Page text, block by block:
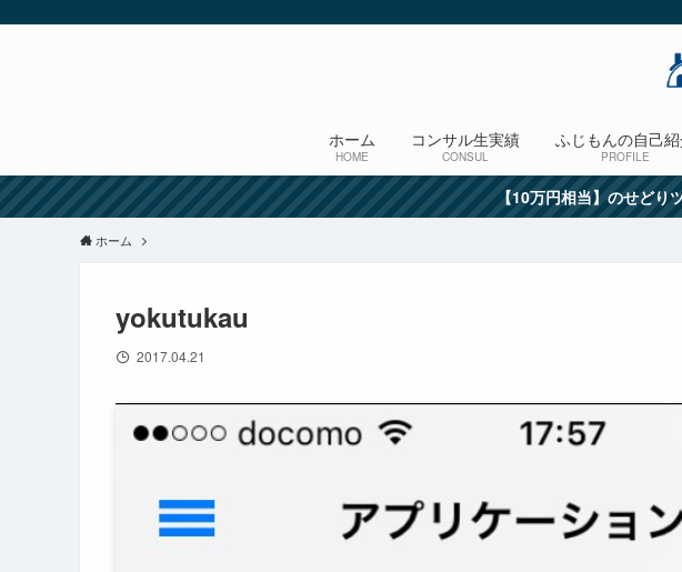
ホーム
HOME
コンサル生実績
CONSUL
ふじもんの自己
PROFILE
【10万円相当】のせどり
ホーム
yokutukau
2017.04.21